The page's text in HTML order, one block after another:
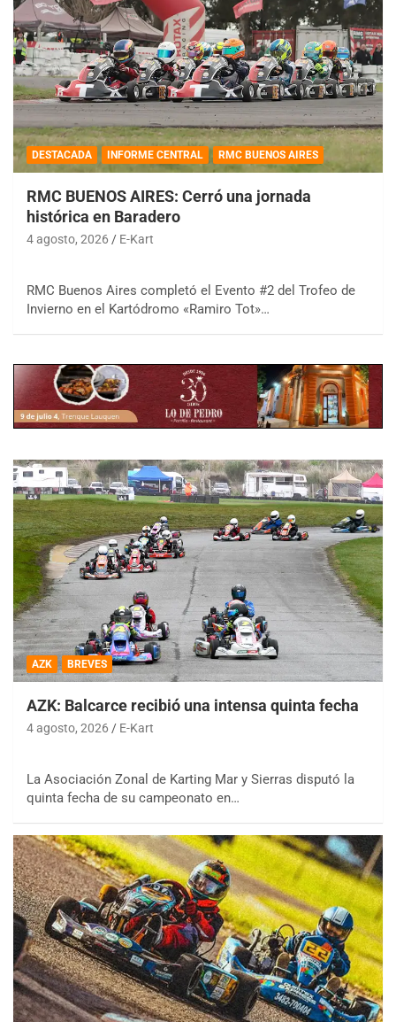
DESTACADA INFORME CENTRAL RMC BUENOS AIRES
RMC BUENOS AIRES: Cerró una jornada
histórica en Baradero
4 agosto, 2026 E-Kart
RMC Buenos Aires completó el Evento #2 del Trofeo de
Invierno en el Kartódromo «Ramiro Tot»…
AZK BREVES
AZK: Balcarce recibió una intensa quinta fecha
4 agosto, 2026 E-Kart
La Asociación Zonal de Karting Mar y Sierras disputó la
quinta fecha de su campeonato en…